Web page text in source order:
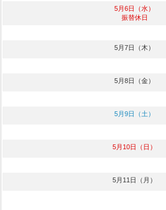
5月6日（水）
振替休日
5月7日（木）
5月8日（金）
5月9日（土）
5月10日（日）
5月11日（月）